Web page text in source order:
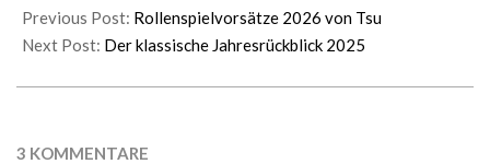
Previous Post: Rollenspielvorsätze 2026 von Tsu
Next Post: Der klassische Jahresrückblick 2025
3 KOMMENTARE